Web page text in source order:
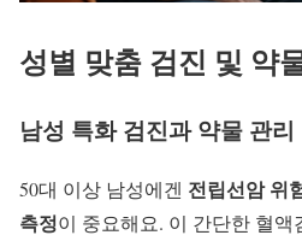
성별 맞춤 검진 및 약
남성 특화 검진과 약물 관리
50대 이상 남성에겐 전립선암 위
측정이 중요해요. 이 간단한 혈액